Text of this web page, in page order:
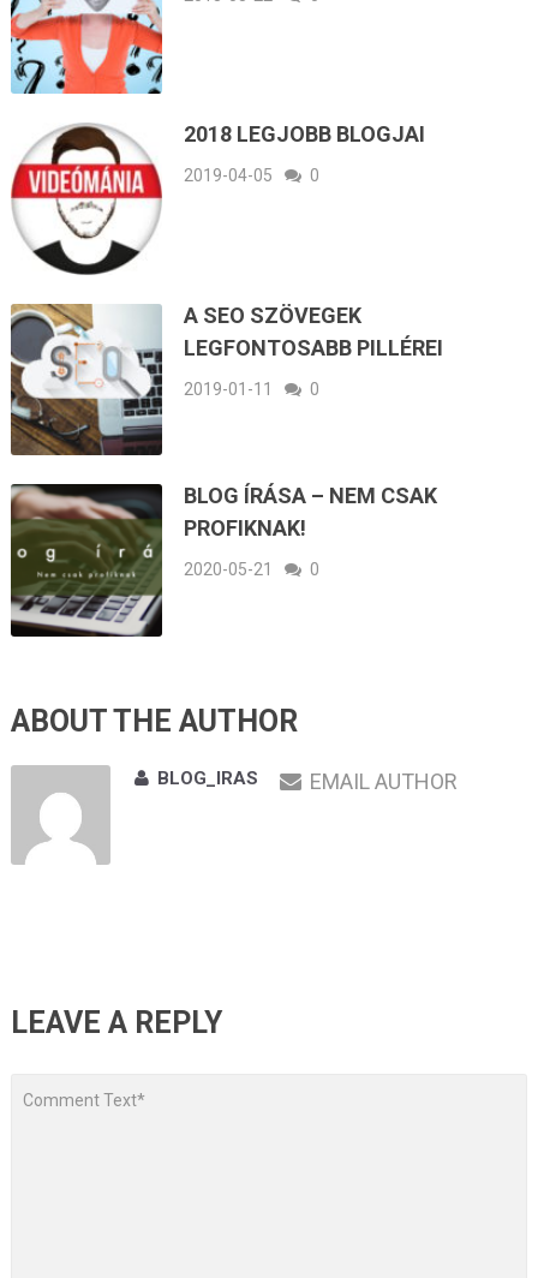
2018 LEGJOBB BLOGJAI
2019-04-05 0
A SEO SZÖVEGEK
LEGFONTOSABB PILLÉREI
2019-01-11 0
BLOG ÍRÁSA – NEM CSAK
PROFIKNAK!
2020-05-21 0
ABOUT THE AUTHOR
BLOG_IRAS EMAIL AUTHOR
LEAVE A REPLY